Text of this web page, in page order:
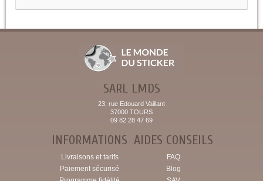
SARL LMDS
23, rue Edouard Vaillant
37000 TOURS
09 82 28 47 69
INFORMATIONS
Livraisons et tarifs
Paiement sécurisé
AIDES CONSEILS
FAQ
Blog